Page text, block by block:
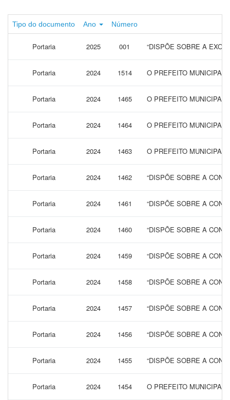
Tipo do documento Ano Número
Portaria 2025 001 “DISPÕE SOBRE A
Portaria 2024 1514 O PREFEITO MUNICIPAL
Portaria 2024 1465 O PREFEITO MUNICIPAL
Portaria 2024 1464 O PREFEITO MUNICIPAL
Portaria 2024 1463 O PREFEITO MUNICIPAL
Portaria 2024 1462 “DISPÕE SOBRE A
Portaria 2024 1461 “DISPÕE SOBRE A
Portaria 2024 1460 “DISPÕE SOBRE A
Portaria 2024 1459 “DISPÕE SOBRE A
Portaria 2024 1458 “DISPÕE SOBRE A
Portaria 2024 1457 “DISPÕE SOBRE A
Portaria 2024 1456 “DISPÕE SOBRE A
Portaria 2024 1455 “DISPÕE SOBRE A
Portaria 2024 1454 O PREFEITO MUNICIPAL